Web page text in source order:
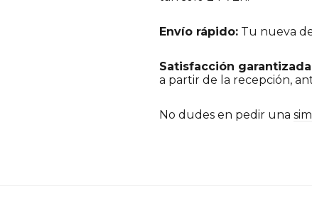
Envío rápido: Tu nueva
Satisfacción
a partir de la recepción,
No dudes en pedir una